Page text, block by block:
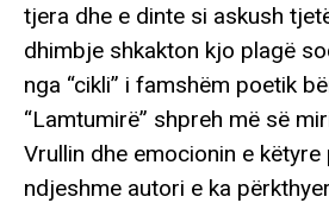
tjera dhe e dinte si askush
dhimbje shkakton kjo plagë
nga “cikli” i famshëm poetik
“Lamtumirë” shpreh më së
Vrullin dhe emocionin e këtyre
ndjeshme autori e ka